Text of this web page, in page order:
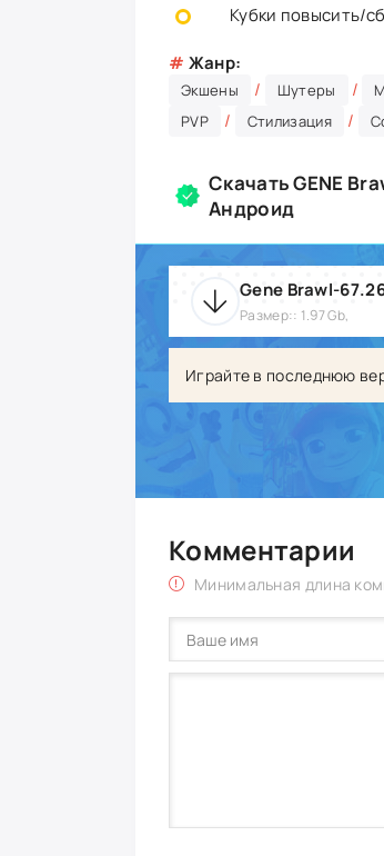
Кубки повысить/
# Жанр:
Экшены / Шутеры /
PVP / Стилизация /
Скачать GENE
Андроид
Gene Brawl-
Размер:: 1.97 Gb,
Играйте в последнюю
Комментарии
Минимальная длина